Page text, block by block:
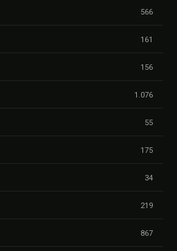
566
161
156
1.076
55
175
34
219
867